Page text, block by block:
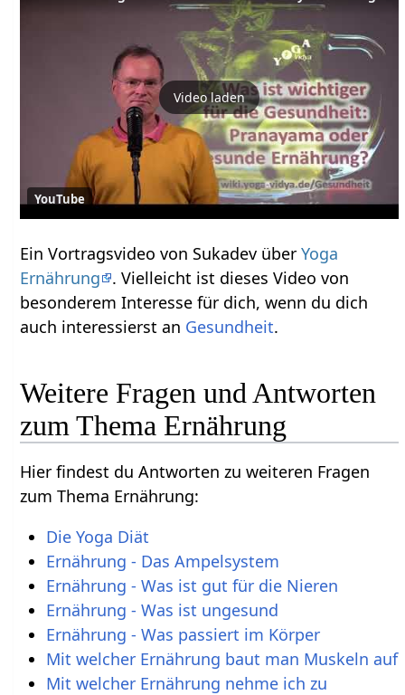
Video laden
YouTube
Ein Vortragsvideo von Sukadev überYoga
Ernährung
. Vielleicht ist dieses Video von
besonderem Interesse für dich, wenn du dich
auch interessierst an Gesundheit.
Weitere Fragen und Antworten
zum Thema Ernährung
Hier findest du Antworten zu weiteren Fragen
zum Thema Ernährung:
Die Yoga Diät
Ernährung - Das Ampelsystem
Ernährung - Was ist gut für die Nieren
Ernährung - Was ist ungesund
Ernährung - Was passiert im Körper
Mit welcher Ernährung baut man Muskeln auf
Mit welcher Ernährung nehme ich zu